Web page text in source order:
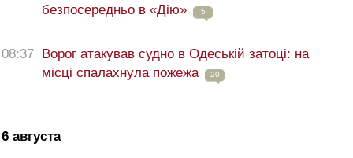
безпосередньо в «Дію»
5
08:37
Ворог атакував судно в Одеській затоці: на
місці спалахнула пожежа
20
6 августа